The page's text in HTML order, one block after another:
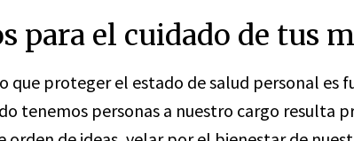
para el cuidado de tus
que proteger el estado de salud personal es
tenemos personas a nuestro cargo resulta